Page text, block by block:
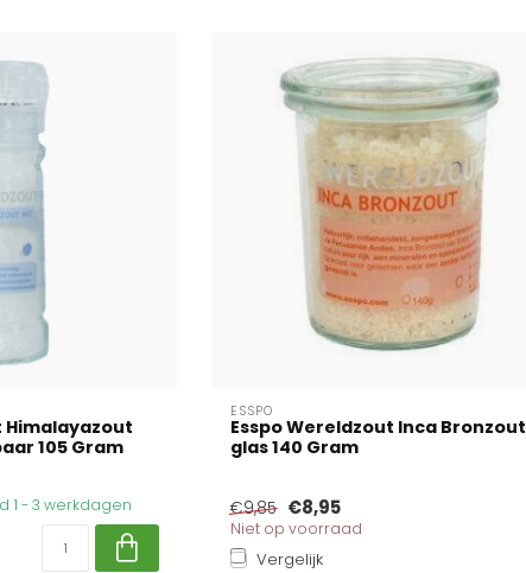
Himalayazout
105 Gram
1 - 3 werkdagen
ESSPO
Esspo Wereldzout Inca Bronzout
glas 140 Gram
€9,85 €8,95
Niet op voorraad
Vergelijk